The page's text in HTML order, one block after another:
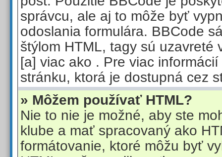
správcu, ale aj to môže byť
odoslania formulára. BBCode
štýlom HTML, tagy sú uzavreté
[a] viac ako . Pre viac
stránku, ktorá je dostupná cez
» Môžem používať HTML?
Nie to nie je možné, aby ste
klube a mať spracovaný ako
formátovanie, ktoré môžu byť